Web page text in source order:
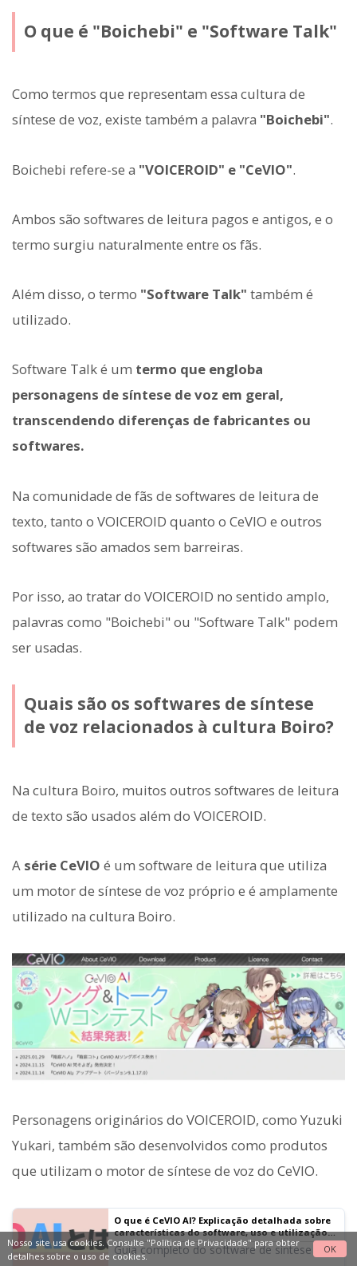
O que é "Boichebi" e "Software Talk"
Como termos que representam essa cultura de
síntese de voz, existe também a palavra "Boichebi".
Boichebi refere-se a "VOICEROID" e "CeVIO".
Ambos são softwares de leitura pagos e antigos, e o
termo surgiu naturalmente entre os fãs.
Além disso, o termo "Software Talk" também é
utilizado.
Software Talk é um termo que engloba
personagens de síntese de voz em geral,
transcendendo diferenças de fabricantes ou
softwares.
Na comunidade de fãs de softwares de leitura de
texto, tanto o VOICEROID quanto o CeVIO e outros
softwares são amados sem barreiras.
Por isso, ao tratar do VOICEROID no sentido amplo,
palavras como "Boichebi" ou "Software Talk" podem
ser usadas.
Quais são os softwares de síntese
de voz relacionados à cultura Boiro?
Na cultura Boiro, muitos outros softwares de leitura
de texto são usados além do VOICEROID.
A série CeVIO é um software de leitura que utiliza
um motor de síntese de voz próprio e é amplamente
utilizado na cultura Boiro.
Personagens originários do VOICEROID, como Yuzuki
Yukari, também são desenvolvidos como produtos
que utilizam o motor de síntese de voz do CeVIO.
O que é CeVIO AI? Explicação detalhada sobre
características do software, uso e utilização
comercial
Guia completo do software de síntese de
Nosso site usa cookies. Consulte "Política de Privacidade" para obter
detalhes sobre o uso de cookies.
OK